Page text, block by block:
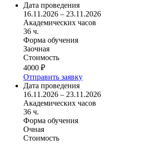
Дата проведения
16.11.2026 – 23.11.2026
Академических часов
36 ч.
Форма обучения
Заочная
Стоимость
4000 ₽
Отправить заявку
Дата проведения
16.11.2026 – 23.11.2026
Академических часов
36 ч.
Форма обучения
Очная
Стоимость